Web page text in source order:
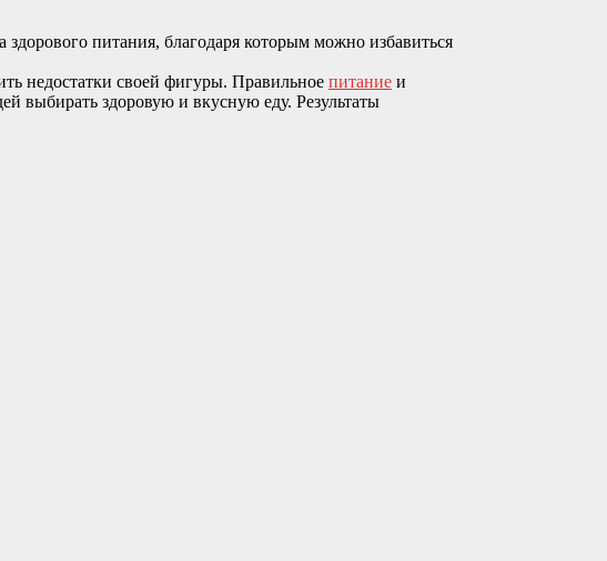
питания, благодаря которым можно избавиться
недостатки своей фигуры. Правильное питание и
выбирать здоровую и вкусную еду. Результаты